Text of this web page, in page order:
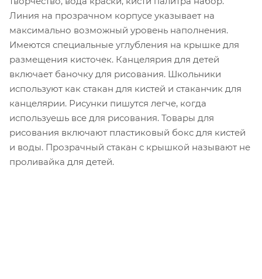
Линия на прозрачном корпусе указывает на
максимально возможный уровень наполнения.
Имеются специальные углубления на крышке для
размещения кисточек. Канцелярия для детей
включает баночку для рисования. Школьники
используют как стакан для кистей и стаканчик для
канцелярии. Рисунки пишутся легче, когда
используешь все для рисования. Товары для
рисования включают пластиковый бокс для кистей
и воды. Прозрачный стакан с крышкой называют не
проливайка для детей.